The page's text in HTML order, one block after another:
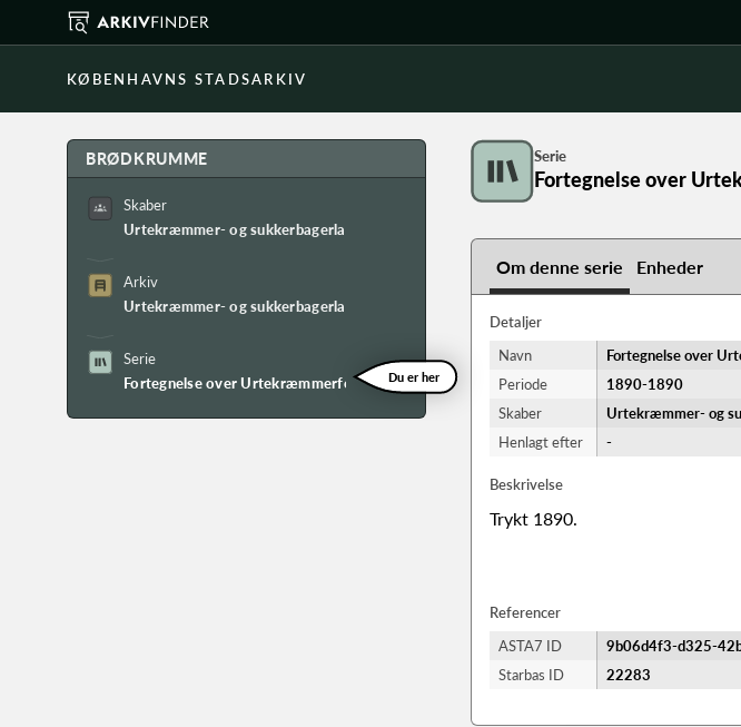
KØBENHAVNS STADSARKIV
BRØDKRUMME
Skaber
Urtekræmmer- og sukkerbagerlavet
Arkiv
Urtekræmmer- og sukkerbagerlavets arkiv
Serie
Fortegnelse over Urtekræmmerforeningens medlemmer
Du er her
Serie
Fortegnelse over
Om denne serie Enheder
Detaljer
Navn
Fortegnelse over
Periode
1890-​1890
Skaber
Urtekræmmer- og
Henlagt efter
-
Beskrivelse
Trykt 1890.
Referencer
ASTA7 ID
9b06d4f3-d325-
Starbas ID
22283